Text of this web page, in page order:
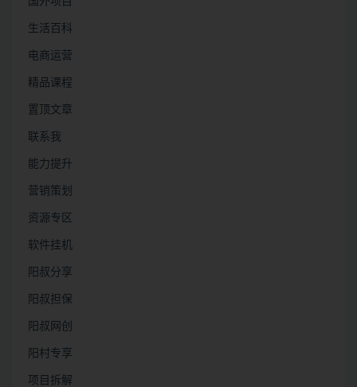
生活百科
电商运营
精品课程
置顶文章
联系我
能力提升
营销策划
资源专区
软件挂机
阳叔分享
阳叔担保
阳叔网创
阳村专享
项目拆解